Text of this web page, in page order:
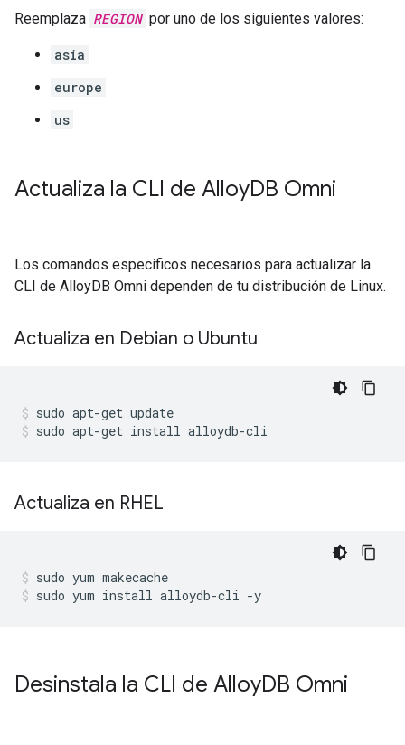
Reemplaza REGION por uno de los siguientes valores:
asia
europe
us
Actualiza la CLI de AlloyDB Omni
Los comandos específicos necesarios para actualizar la
CLI de AlloyDB Omni dependen de tu distribución de Linux.
Actualiza en Debian o Ubuntu
sudo apt-get update
sudo apt-get install alloydb-cli
Actualiza en RHEL
sudo yum makecache
sudo yum install alloydb-cli -y
Desinstala la CLI de AlloyDB Omni